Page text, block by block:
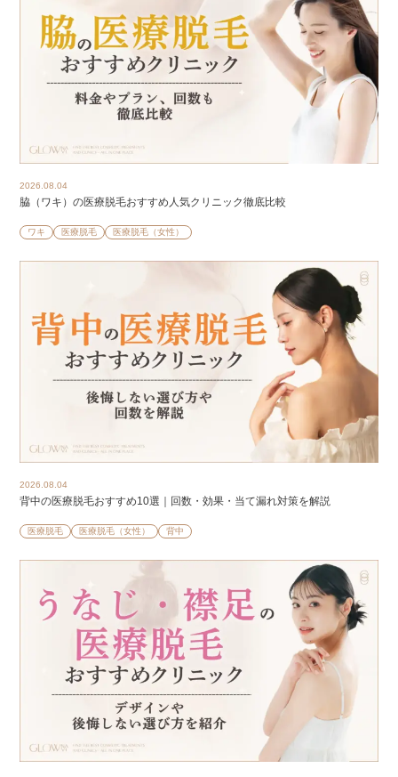
2026.08.04
脇（ワキ）の医療脱毛おすすめ人気クリニック徹底比較
ワキ 医療脱毛 医療脱毛（女性）
2026.08.04
背中の医療脱毛おすすめ10選｜回数・効果・当て漏れ対策を解説
医療脱毛 医療脱毛（女性） 背中